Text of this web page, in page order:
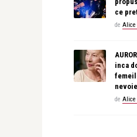
ce
de Alice
inca
de Alice